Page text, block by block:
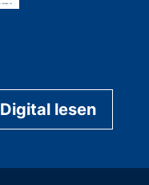
Digital lesen